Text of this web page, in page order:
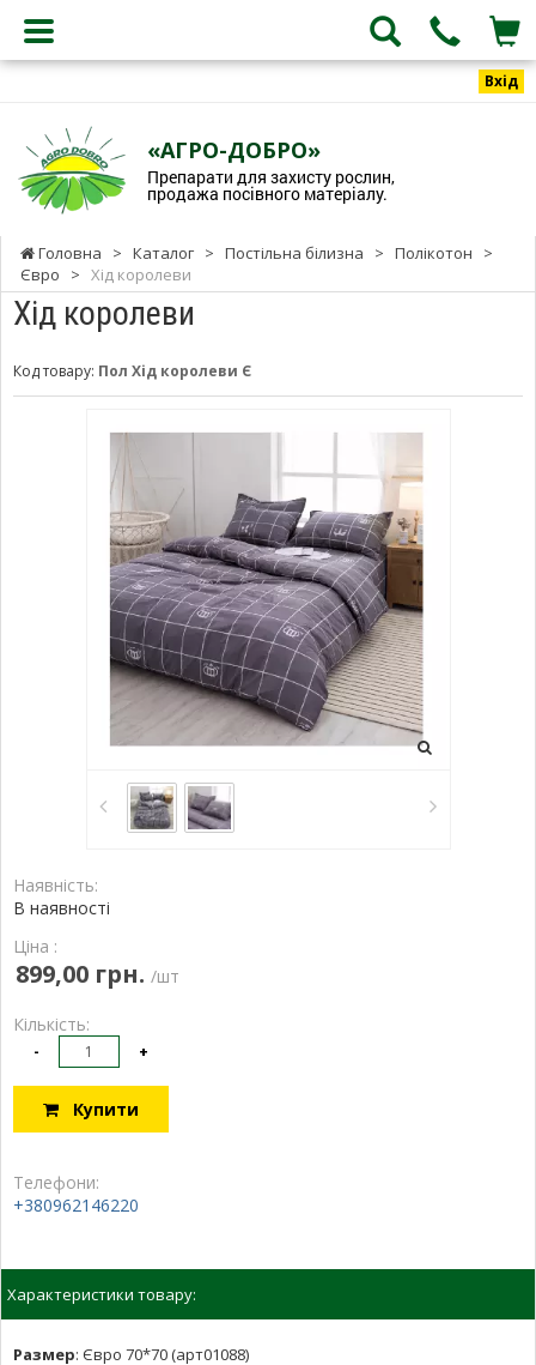
Вхід
«АГРО-ДОБРО»
Препарати для захисту рослин,
продажа посівного матеріалу.
Головна > Каталог > Постільна білизна > Полікотон
>
Євро
> Хід королеви
Хід королеви
Код товару: Пол Хід королеви Є
Наявність:
В наявності
Ціна :
899,00 грн. /шт
Кількість:
- +
Купити
Телефони:
+380962146220
Характеристики товару:
Размер: Євро 70*70 (арт01088)